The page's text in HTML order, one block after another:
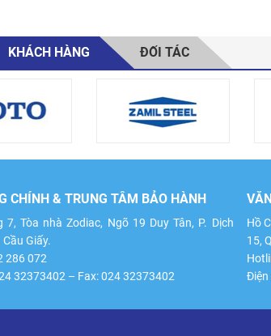
KHÁCH HÀNG ĐỐI TÁC
CHÍNH & TRUNG TÂM BẢO HÀNH
7, Tòa nhà Zodiac, Ngõ 19 Duy Tân, P. Dịch
Giấy.
286 072
32373402 – Fax: 024 32373402
Hồ
15,
Điện